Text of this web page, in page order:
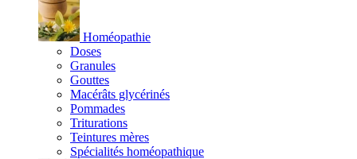
Homéopathie
Doses
Granules
Gouttes
Macérâts glycérinés
Pommades
Triturations
Teintures mères
Spécialités homéopathique